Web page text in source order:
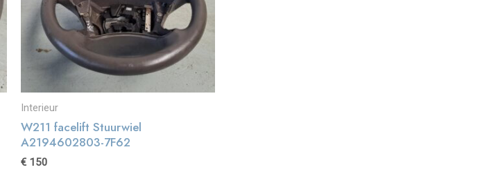
Interieur
W211 facelift Stuurwiel
A2194602803-7F62
€ 150